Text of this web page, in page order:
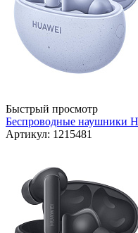
Быстрый просмотр
Беспроводные наушники
Артикул: 1215481